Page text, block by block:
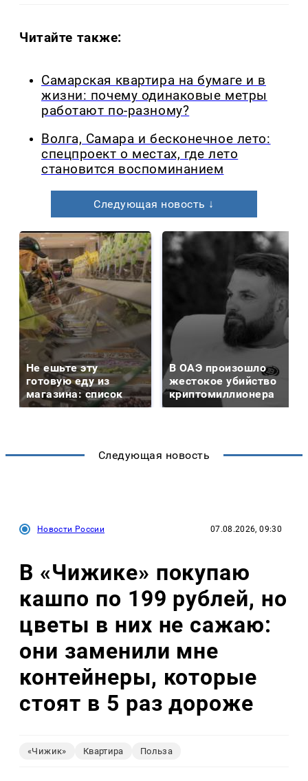
Читайте также:
Самарская квартира на бумаге и в
жизни: почему одинаковые метры
работают по-разному?
Волга, Самара и бесконечное лето:
спецпроект о местах, где лето
становится воспоминанием
Следующая новость ↓
Не ешьте эту
готовую еду из
магазина: список
В ОАЭ произошло
жестокое убийство
криптомиллионера
Следующая новость
Новости России 07.08.2026, 09:30
В «Чижике» покупаю
кашпо по 199 рублей, но
цветы в них не сажаю:
они заменили мне
контейнеры, которые
стоят в 5 раз дороже
«Чижик» Квартира Польза